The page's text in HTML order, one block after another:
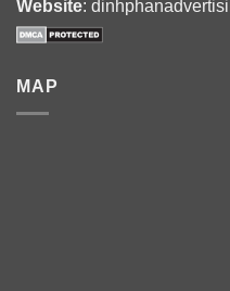
Website:
MAP